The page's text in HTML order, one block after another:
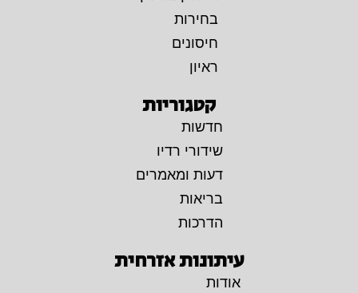
בחירות
חיסונים
ראיון
קטגוריות
חדשות
שידורי רדיו
דעות ומאמרים
בריאות
הדרכות
עיתונות אזרחית
אודות